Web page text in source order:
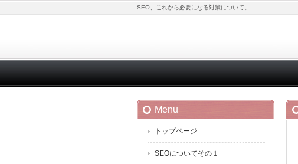
SEO、これから必要になる対策について。
Menu
トップページ
SEOについてその１